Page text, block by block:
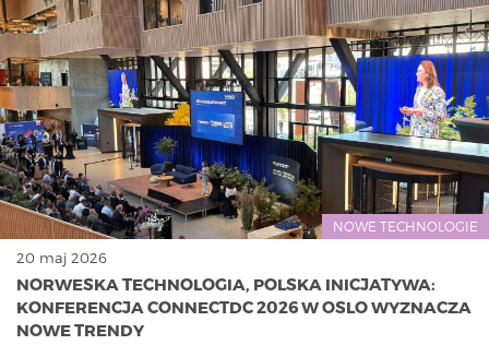
NOWE TECHNOLOGIE
20 maj 2026
NORWESKA TECHNOLOGIA, POLSKA INICJATYWA:
KONFERENCJA CONNECTDC 2026 W OSLO WYZNACZA
NOWE TRENDY